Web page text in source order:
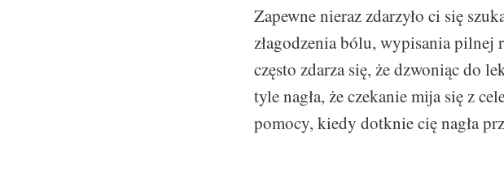
Zapewne nieraz zdarzyło ci się
złagodzenia bólu, wypisania
często zdarza się, że dzwoniąc do
tyle nagła, że czekanie mija się z
pomocy, kiedy dotknie cię nagła